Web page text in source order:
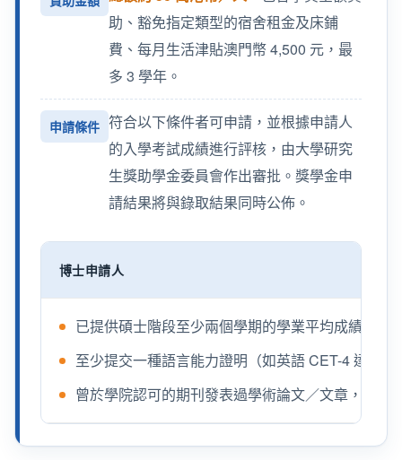
助、豁免指定類型的宿舍租金及床鋪
費、每月生活津貼澳門幣 4,500 元，最
多 3 學年。
申請條件 符合以下條件者可申請，並根據申請人
的入學考試成績進行評核，由大學研究
生獎助學金委員會作出審批。獎學金申
請結果將與錄取結果同時公佈。
博士申請人
已提供碩士階段至少兩個學期的學業平均成績證
至少提交一種語言能力證明（如英語 CET-4 達
曾於學院認可的期刊發表過學術論文／文章，或